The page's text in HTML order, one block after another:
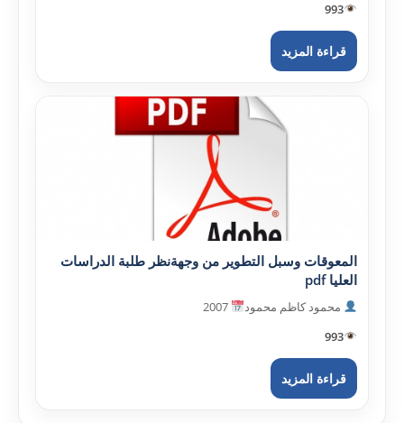
993
قراءة المزيد
المعوقات وسبل التطوير من وجهةنظر طلبة الدراسات
العليا pdf
محمود كاظم محمود
993
قراءة المزيد